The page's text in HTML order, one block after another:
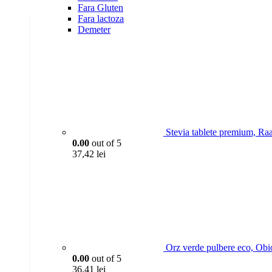
Fara Gluten
Fara lactoza
Demeter
Stevia tablete premium,
0.00 out of 5
37,42 lei
Orz verde pulbere eco,
0.00 out of 5
36,41 lei